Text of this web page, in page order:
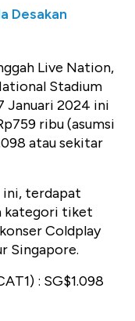
Desakan
Live Nation,
Stadium
Januari 2024 ini
ribu (asumsi
atau sekitar
ini, terdapat
kategori tiket
Coldplay
Singapore.
: SG$1.098